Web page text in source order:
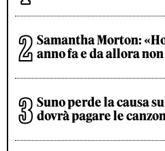
Samantha Morton:
anno fa e da allora
Suno perde la causa
dovrà pagare le